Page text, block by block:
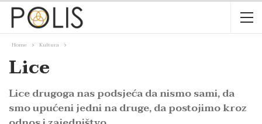
Home Kultura
Lice
Lice drugoga nas podsjeća da nismo sami, da
smo upućeni jedni na druge, da postojimo kroz